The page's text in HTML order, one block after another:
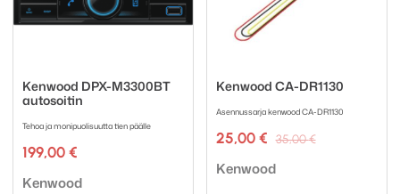
Kenwood DPX-M3300BT
autosoitin
Tehoa ja monipuolisuutta tien päälle
199,00 €
Tuotemerkki:
Kenwood
Kenwood CA-DR1130
Asennussarja kenwood CA-DR1130
35,00€
25,00 €
Nykyinen
Tuotemerkki:
Kenwood